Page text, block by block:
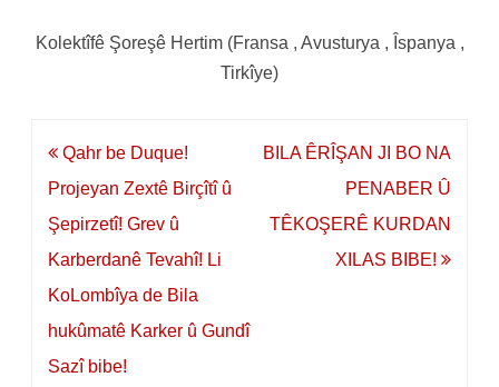
Kolektîfê Şoreşê Hertim (Fransa , Avusturya , Îspanya ,
Tirkîye)
Navegación
de
entradas
Qahr be Duque!
Projeyan Zextê Birçîtî û
Şepirzetî! Grev û
Karberdanê Tevahî! Li
KoLombîya de Bila
hukûmatê Karker û Gundî
Sazî bibe!
BILA ÊRÎŞAN JI BO NA
PENABER Û
TÊKOŞERÊ KURDAN
XILAS BIBE!